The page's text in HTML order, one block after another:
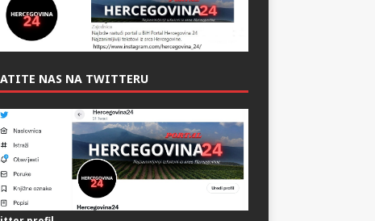
NAS NA TWITTERU